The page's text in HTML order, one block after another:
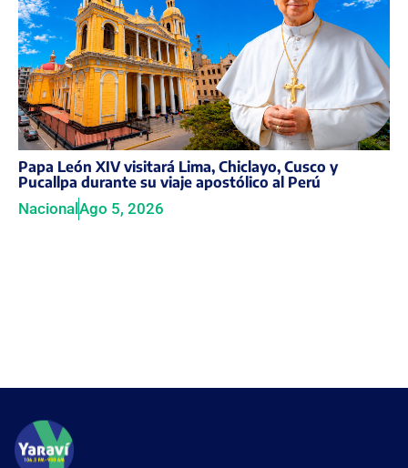
Papa León XIV visitará Lima, Chiclayo, Cusco y
Pucallpa durante su viaje apostólico al Perú
Nacional Ago 5, 2026